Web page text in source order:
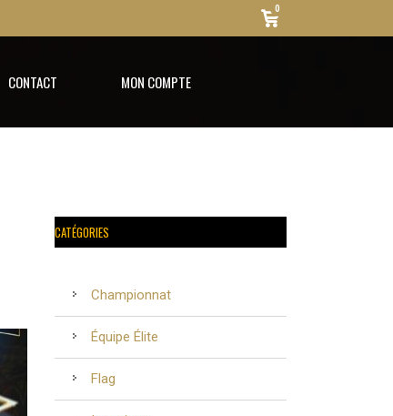
0
CONTACT MON COMPTE
CATÉGORIES
Championnat
Équipe Élite
Flag